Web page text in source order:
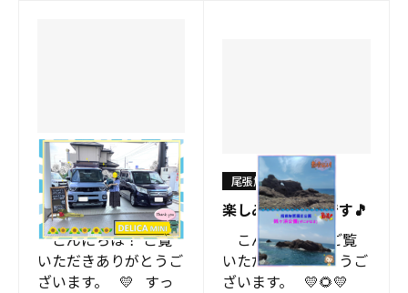
K様へ…👩 納車致しま
した🚙
尾張旭店
こんにちは！ ご覧
いただきありがとうご
ざいます。 💛 すっ
楽しみなご案内です🎵
尾張旭店
こんにちは！ ご覧
いただきありがとうご
ざいます。 💛🌻💛